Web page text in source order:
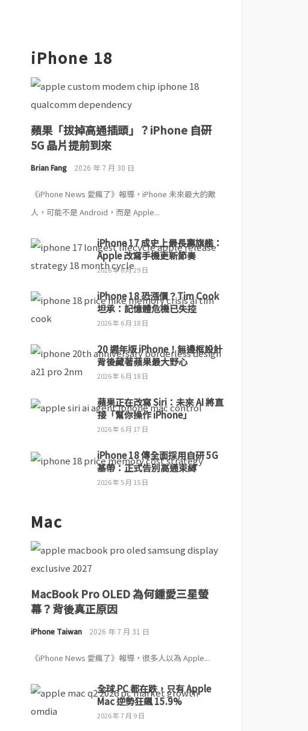
iPhone 18
蘋果「拔掉高通插頭」？iPhone 自研
5G 晶片提前到來
Brian Fang 2026 年 7 月 30 日
《iPhone News 愛瘋了》報導，iPhone 未來最大的敵
人，可能不是 Android，而是 Apple...
iPhone 17 成史上最長壽旗艦：
Apple 改寫手機更新節奏
2026 年 6 月 29 日
iPhone 18 恐漲價？Tim Cook
坦承：記憶體危機已失控
2026 年 6 月 18 日
20 週年版 iPhone！無邊框設計
背後藏著蘋果最大野心
2026 年 6 月 18 日
蘋果正在改寫 Siri：未來 AI 將直
接「幫你操作 iPhone」
2026 年 6 月 17 日
iPhone 18 傳全面採用自研 5G
基帶：正式告別高通束縛
2026 年 5 月 15 日
Mac
MacBook Pro OLED 為何鍾愛三星螢
幕？背後真正原因
iPhone Taiwan 2026 年 7 月 31 日
《iPhone News 愛瘋了》報導，很多人以為 Apple...
全球 PC 都在跌，只有 Apple
Mac 逆勢狂飆 15.9%
2026 年 7 月 9 日